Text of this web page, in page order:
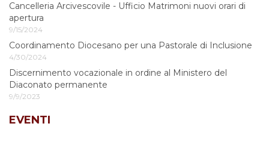
Cancelleria Arcivescovile - Ufficio Matrimoni nuovi orari di
apertura
9/15/2024
Coordinamento Diocesano per una Pastorale di Inclusione
4/30/2024
Discernimento vocazionale in ordine al Ministero del
Diaconato permanente
9/9/2023
EVENTI